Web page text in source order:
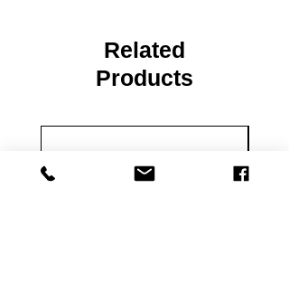
parfaites pour les jeux de rôles et de
plateaux du type Pathfinder,
Dungeons and Dragons, Dragon
Hackmaster, Frostgrave, Savage
Deep...
IMPORTANT : Nos figurines ne sont
Related
Products